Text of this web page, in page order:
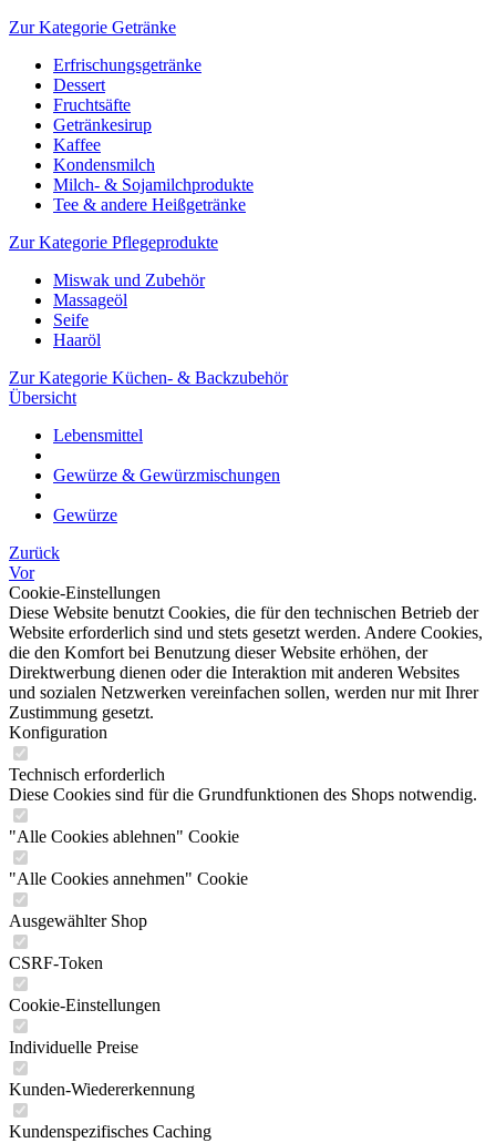
Zur Kategorie Getränke
Erfrischungsgetränke
Dessert
Fruchtsäfte
Getränkesirup
Kaffee
Kondensmilch
Milch- & Sojamilchprodukte
Tee & andere Heißgetränke
Zur Kategorie Pflegeprodukte
Miswak und Zubehör
Massageöl
Seife
Haaröl
Zur Kategorie Küchen- & Backzubehör
Übersicht
Lebensmittel
Gewürze & Gewürzmischungen
Gewürze
Zurück
Vor
Cookie-Einstellungen
Diese Website benutzt Cookies, die für den technischen Betrieb der
Website erforderlich sind und stets gesetzt werden. Andere Cookies,
die den Komfort bei Benutzung dieser Website erhöhen, der
Direktwerbung dienen oder die Interaktion mit anderen Websites
und sozialen Netzwerken vereinfachen sollen, werden nur mit Ihrer
Zustimmung gesetzt.
Konfiguration
Technisch erforderlich
Diese Cookies sind für die Grundfunktionen des Shops notwendig.
"Alle Cookies ablehnen" Cookie
"Alle Cookies annehmen" Cookie
Ausgewählter Shop
CSRF-Token
Cookie-Einstellungen
Individuelle Preise
Kunden-Wiedererkennung
Kundenspezifisches Caching